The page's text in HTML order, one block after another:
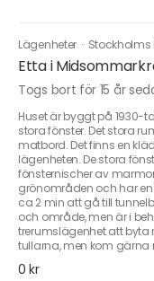
Lägenheter · Stockholms
Etta i
Togs bort för 15 år
Huset är byggt på 1930-
stora fönster. Det stora
matbord. Det finns en
lägenheten. De stora
fönsternischer av
grönområden och har
ca 2 min att gå till
och område, men är i
trerumslägenhet att byta
tullarna, men kom gärna
0 kr